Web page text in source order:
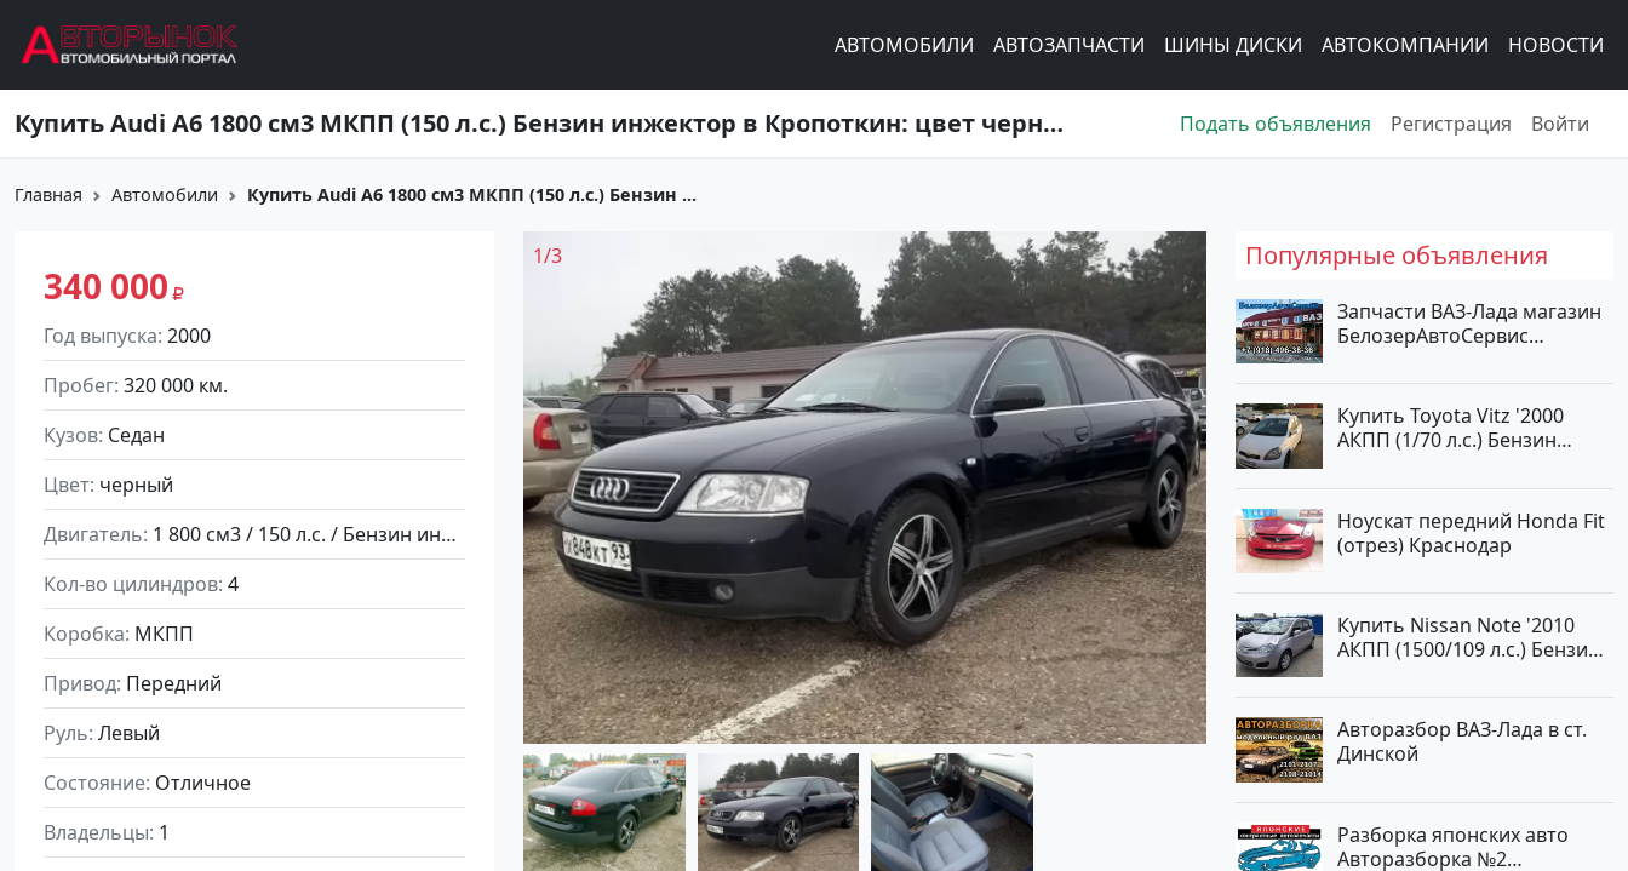
АВТОМОБИЛИ АВТОЗАПЧАСТИ ШИНЫ ДИСКИ АВТОКОМПАНИИ НОВОСТИ
Купить Audi A6 1800 см3 МКПП (150 л.с.) Бензин инжектор в Кропоткин: цвет черный Седан 2000 года по цене 340000 рублей, объявление №4003 на сайте Авторынок23 Подать объявления Регистрация Войти
Главная Автомобили Купить Audi A6 1800 см3 МКПП (150 л.с.) Бензин ...
340 000
Год выпуска 2000
Пробег 320 000 км.
Кузов Седан
Цвет черный
Двигатель
1 800 см3 / 150 л.с. / Бензин инжектор
Кол-во цилиндров 4
Коробка МКПП
Привод Передний
Руль Левый
Состояние Отличное
Владельцы 1
1/3 Популярные объявления
Запчасти ВАЗ-Лада магазин
БелозерАвтоСервис
Купить Toyota Vitz '2000
АКПП (1/70 л.с.) Бензин
Белый Хетчбэк по цене
194000 рублей, объявление
№15521 на сайте
Авторынок23
Ноускат передний Honda Fit
(отрез) Краснодар
Купить Nissan Note '2010
АКПП (1500/109 л.с.) Бензин
ЛАВАНДА Хетчбэк по цене
419000 рублей, объявление
№1457 на сайте
Авторынок23
Авторазбор ВАЗ-Лада в ст.
Динской
Разборка японских авто
Авторазборка №2